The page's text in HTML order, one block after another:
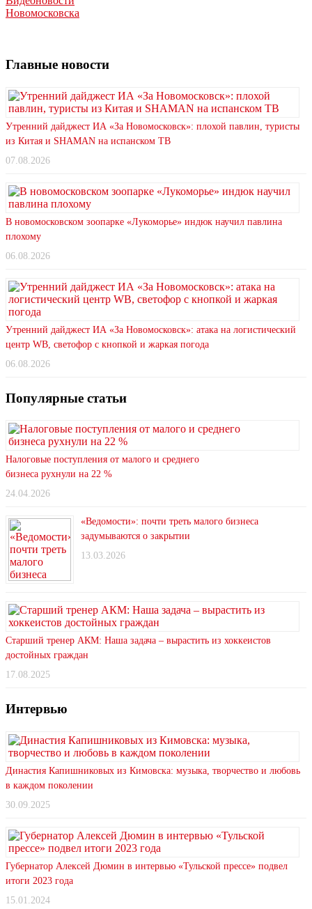
Новомосковска
Главные новости
Утренний дайджест ИА «За Новомосковск»: плохой павлин, туристы
из Китая и SHAMAN на испанском ТВ
07.08.2026
В новомосковском зоопарке «Лукоморье» индюк научил павлина
плохому
06.08.2026
Утренний дайджест ИА «За Новомосковск»: атака на логистический
центр WB, светофор с кнопкой и жаркая погода
06.08.2026
Популярные статьи
Налоговые поступления от малого и среднего
бизнеса рухнули на 22 %
24.04.2026
«Ведомости»: почти треть малого бизнеса
задумываются о закрытии
13.03.2026
Старший тренер АКМ: Наша задача – вырастить из хоккеистов
достойных граждан
17.08.2025
Интервью
Династия Капишниковых из Кимовска: музыка, творчество и любовь
в каждом поколении
30.09.2025
Губернатор Алексей Дюмин в интервью «Тульской прессе» подвел
итоги 2023 года
15.01.2024